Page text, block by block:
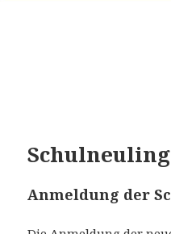
Anmeldung der